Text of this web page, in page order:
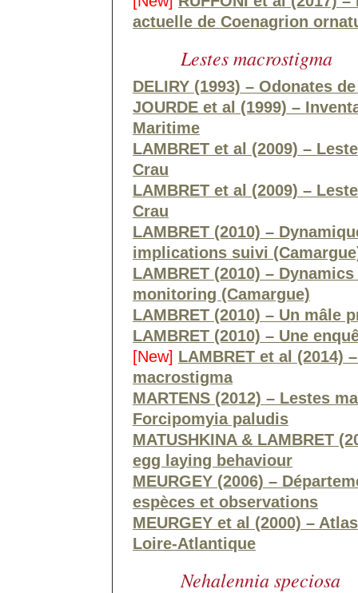
actuelle de Coenagrion
Lestes macrostigma
DELIRY (1993) – Odonates
JOURDE et al (1999) –
Maritime
LAMBRET et al (2009) –
Crau
LAMBRET et al (2009) –
Crau
LAMBRET (2010) –
implications suivi
LAMBRET (2010) –
monitoring (Camargue)
LAMBRET (2010) – Un mâle
LAMBRET (2010) – Une
[New] LAMBRET et al (2014)
macrostigma
MARTENS (2012) – Lestes
Forcipomyia paludis
MATUSHKINA & LAMBRET
egg laying behaviour
MEURGEY (2006) –
espèces et observations
MEURGEY et al (2000) –
Loire-Atlantique
Nehalennia speciosa